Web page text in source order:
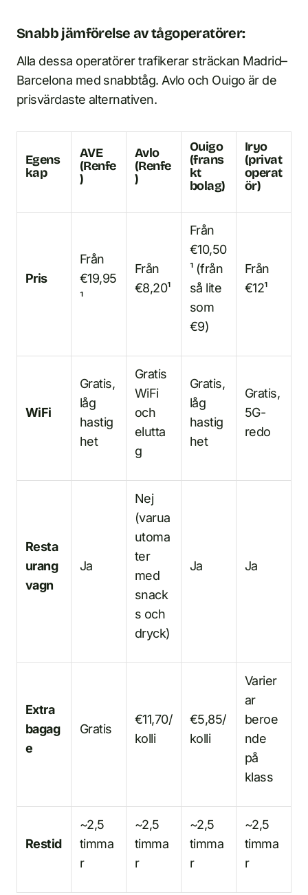
Snabb jämförelse av tågoperatörer:
Alla dessa operatörer trafikerar sträckan Madrid–
Barcelona med snabbtåg. Avlo och Ouigo är de
prisvärdaste alternativen.
Egens
kap
AVE
(Renfe
)
Avlo
(Renfe
)
Ouigo
(frans
kt
bolag)
Iryo
(privat
operat
ör)
Pris
Från
€19,95
¹
Från
€8,20¹
Från
€10,50
¹ (från
så lite
som
€9)
Från
€12¹
WiFi
Gratis,
låg
hastig
het
Gratis
WiFi
och
elutta
g
Gratis,
låg
hastig
het
Gratis,
5G-
redo
Resta
urang
vagn
Ja
Nej
(varua
utoma
ter
med
snack
s och
dryck)
Ja Ja
Extra
bagag
e
Gratis
€11,70/
kolli
€5,85/
kolli
Varier
ar
beroe
nde
på
klass
Restid
~2,5
timma
r
~2,5
timma
r
~2,5
timma
r
~2,5
timma
r